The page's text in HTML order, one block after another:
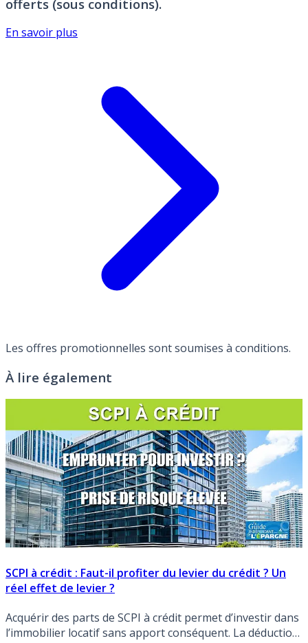
offerts (sous conditions).
En savoir plus
Les offres promotionnelles sont soumises à conditions.
À lire également
SCPI à crédit : Faut-il profiter du levier du crédit ? Un
réel effet de levier ?
Acquérir des parts de SCPI à crédit permet d’investir dans
l’immobilier locatif sans apport conséquent. La déduction